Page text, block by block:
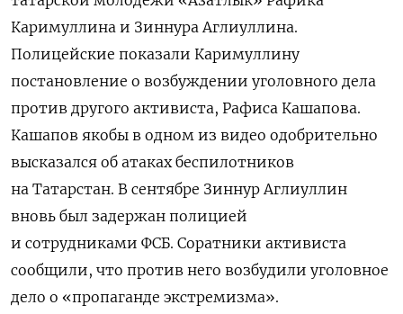
Каримуллина и Зиннура Аглиуллина.
Полицейские показали Каримуллину
постановление о возбуждении уголовного дела
против другого активиста, Рафиса Кашапова.
Кашапов якобы в одном из видео одобрительно
высказался об атаках беспилотников
на Татарстан. В сентябре Зиннур Аглиуллин
вновь был задержан полицией
и сотрудниками ФСБ. Соратники активиста
сообщили, что против него возбудили уголовное
дело о «пропаганде экстремизма».